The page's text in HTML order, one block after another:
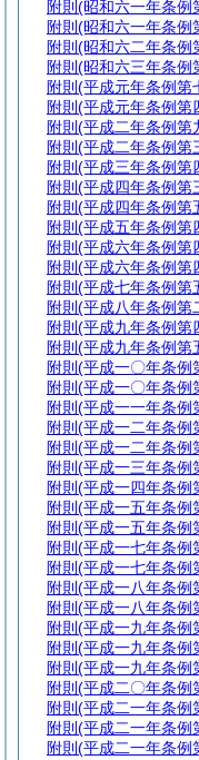
附則 (昭和六一年条例
附則 (昭和六一年条例
附則 (昭和六二年条例
附則 (昭和六三年条例
附則 (平成元年条例第
附則 (平成元年条例第
附則 (平成二年条例第
附則 (平成二年条例第
附則 (平成三年条例第
附則 (平成四年条例第
附則 (平成四年条例第
附則 (平成五年条例第
附則 (平成六年条例第
附則 (平成六年条例第
附則 (平成七年条例第
附則 (平成八年条例第
附則 (平成九年条例第
附則 (平成九年条例第
附則 (平成一〇年条例
附則 (平成一〇年条例
附則 (平成一一年条例
附則 (平成一二年条例
附則 (平成一二年条例
附則 (平成一三年条例
附則 (平成一四年条例
附則 (平成一五年条例
附則 (平成一五年条例
附則 (平成一七年条例
附則 (平成一七年条例
附則 (平成一八年条例
附則 (平成一八年条例
附則 (平成一九年条例
附則 (平成一九年条例
附則 (平成一九年条例
附則 (平成二〇年条例
附則 (平成二一年条例
附則 (平成二一年条例
附則 (平成二一年条例